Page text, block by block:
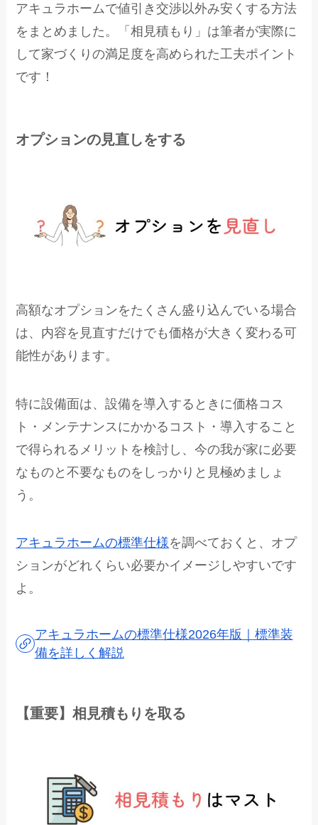
アキュラホームで値引き交渉以外み安くする方法
をまとめました。「相見積もり」は筆者が実際に
して家づくりの満足度を高められた工夫ポイント
です！
オプションの見直しをする
高額なオプションをたくさん盛り込んでいる場合
は、内容を見直すだけでも価格が大きく変わる可
能性があります。
特に設備面は、設備を導入するときに価格コス
ト・メンテナンスにかかるコスト・導入すること
で得られるメリットを検討し、今の我が家に必要
なものと不要なものをしっかりと見極めましょ
う。
アキュラホームの標準仕様を調べておくと、オプ
ションがどれくらい必要かイメージしやすいです
よ。
アキュラホームの標準仕様2026年版｜標準装
備を詳しく解説
【重要】相見積もりを取る